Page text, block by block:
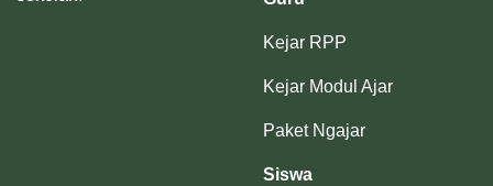
Kejar RPP
Kejar Modul Ajar
Paket Ngajar
Siswa